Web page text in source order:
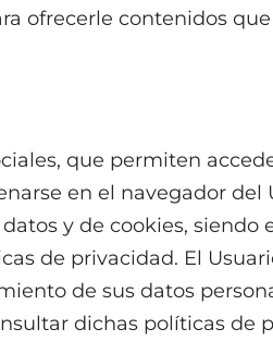
ofrecerle contenidos
que permiten
en el navegador
y de cookies, siendo
de privacidad. El
de sus datos
dichas políticas de